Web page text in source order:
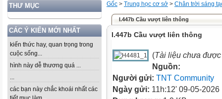
THƯ MỤC
CÁC Ý KIẾN MỚI NHẤT
kiến thức hay, quan trọng trong
cuộc sống...
hình này dễ thương quá ...
...
các bạn này chắc khoái nhất các
Gốc > Trung học cơ sở > Chân trời sáng
I.447b Cầu vượt liên thông
I.447b Cầu vượt liên thông
(Tài liệu chưa
Nguồn:
Người gửi: TNT Community
Ngày gửi: 11h:12' 09-05-2026